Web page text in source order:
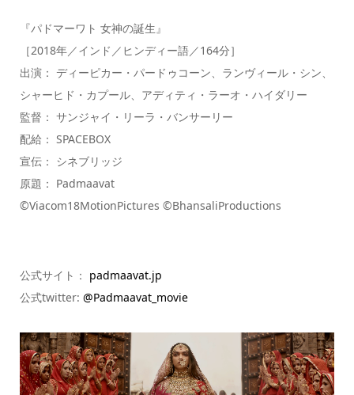
『パドマーワト 女神の誕生』
［2018年／インド／ヒンディー語／164分］
出演： ディーピカー・パードゥコーン、ランヴィール・シン、
シャーヒド・カプール、アディティ・ラーオ・ハイダリー
監督： サンジャイ・リーラ・バンサーリー
配給： SPACEBOX
宣伝： シネブリッジ
原題： Padmaavat
©Viacom18MotionPictures ©BhansaliProductions
公式サイト： padmaavat.jp
公式twitter: @Padmaavat_movie